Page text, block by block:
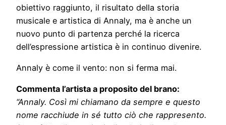
obiettivo raggiunto, il risultato della storia
musicale e artistica di Annaly, ma è anche un
nuovo punto di partenza perché la ricerca
dell’espressione artistica è in continuo divenire.
Annaly è come il vento: non si ferma mai.
Commenta l’artista a proposito del brano:
“Annaly. Così mi chiamano da sempre e questo
nome racchiude in sé tutto ciò che rappresento.